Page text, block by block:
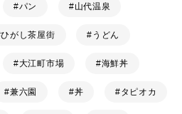
パン 山代温泉
ひがし茶屋街 うどん
大江町市場 海鮮丼
兼六園 丼 タピオカ